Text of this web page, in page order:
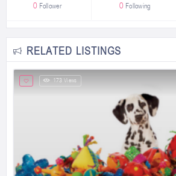
0 Follower 0 Following
RELATED LISTINGS
173 Views